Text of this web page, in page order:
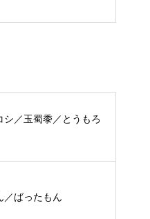
シ／玉蜀黍／とうもろ
ばったもん